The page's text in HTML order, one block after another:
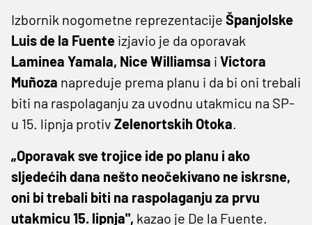
Izbornik nogometne reprezentacije Španjolske
Luis ​de la Fuente izjavio je da oporavak
Laminea Yamala, Nice Williamsa i Victora
Muñoza napreduje prema planu i da bi oni trebali
biti na raspolaganju za uvodnu utakmicu na SP-
u 15. lipnja protiv Zelenortskih Otoka.
„Oporavak sve trojice ide po planu i ako
sljedećih dana nešto neočekivano ne iskrsne,
oni bi trebali biti na raspolaganju za prvu
utakmicu 15. lipnja", kazao je ​De la Fuente.